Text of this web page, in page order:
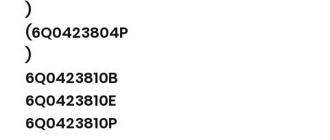
)
(6Q0423804P
)
6Q0423810B
6Q0423810E
6Q0423810P